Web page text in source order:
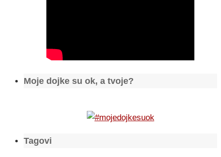
Moje dojke su ok, a tvoje?
Tagovi